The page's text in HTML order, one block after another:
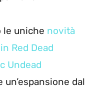
le uniche novità
Red Dead
Undead
un’espansione dal